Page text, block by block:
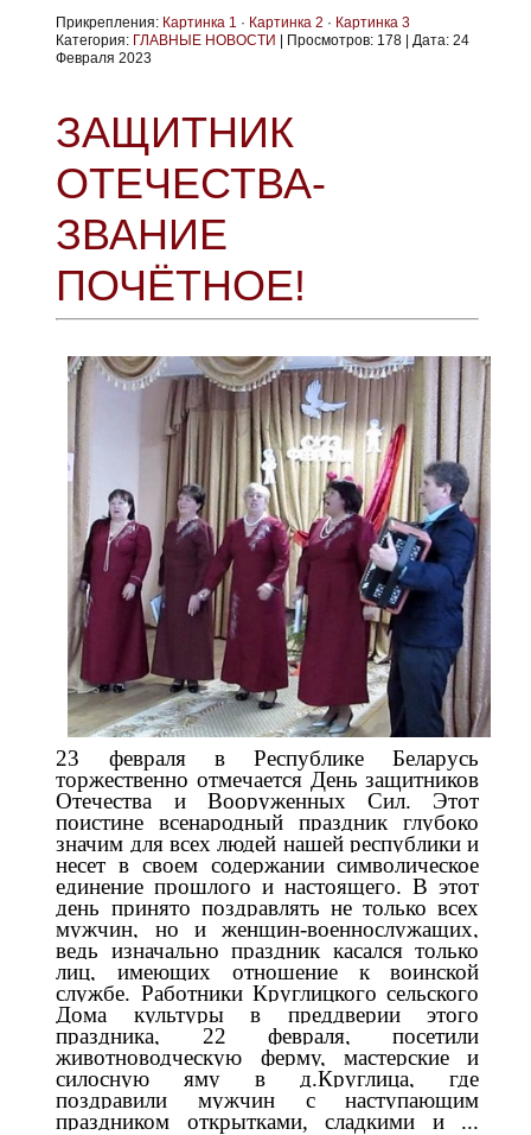
Прикрепления: Картинка 1 · Картинка 2 · Картинка 3
Категория: ГЛАВНЫЕ НОВОСТИ Просмотров: 178 |Дата: 24
Февраля 2023
ЗАЩИТНИК
ОТЕЧЕСТВА-
ЗВАНИЕ
ПОЧЁТНОЕ!
23 февраля в Республике Беларусь
торжественно отмечается День защитников
Отечества и Вооруженных Сил. Этот
поистине всенародный праздник глубоко
значим для всех людей нашей республики и
несет в своем содержании символическое
единение прошлого и настоящего. В этот
день принято поздравлять не только всех
мужчин, но и женщин-военнослужащих,
ведь изначально праздник касался только
лиц, имеющих отношение к воинской
службе. Работники Круглицкого сельского
Дома культуры в преддверии этого
праздника, 22 февраля, посетили
животноводческую ферму, мастерские и
силосную яму в д.Круглица, где
поздравили мужчин с наступающим
праздником открытками, сладкими и ...